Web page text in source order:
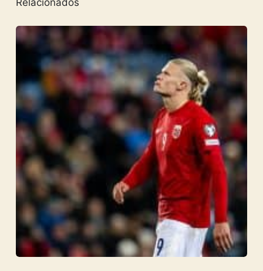
Relacionados